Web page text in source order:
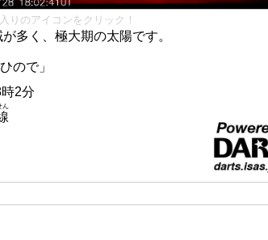
りのアイコンをクリック！
多く、極大期の太陽です。
ひので」
2分
ん